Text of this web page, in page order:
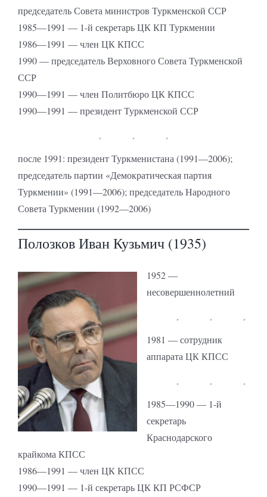
председатель Совета министров Туркменской ССР
1985—1991 — 1-й секретарь ЦК КП Туркмении
1986—1991 — член ЦК КПСС
1990 — председатель Верховного Совета Туркменской
ССР
1990—1991 — член Политбюро ЦК КПСС
1990—1991 — президент Туркменской ССР
после 1991: президент Туркменистана (1991—2006);
председатель партии «Демократическая партия
Туркмении» (1991—2006); председатель Народного
Совета Туркмении (1992—2006)
Полозков Иван Кузьмич (1935)
1952 —
несовершеннолетний
1981 — сотрудник
аппарата ЦК КПСС
1985—1990 — 1-й
секретарь
Краснодарского
крайкома КПСС
1986—1991 — член ЦК КПСС
1990—1991 — 1-й секретарь ЦК КП РСФСР